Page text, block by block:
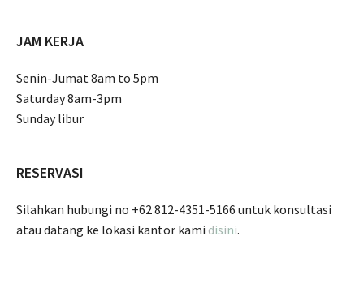
JAM KERJA
Senin-Jumat 8am to 5pm
Saturday 8am-3pm
Sunday libur
RESERVASI
Silahkan hubungi no +62 812-4351-5166 untuk konsultasi
atau datang ke lokasi kantor kami disini.